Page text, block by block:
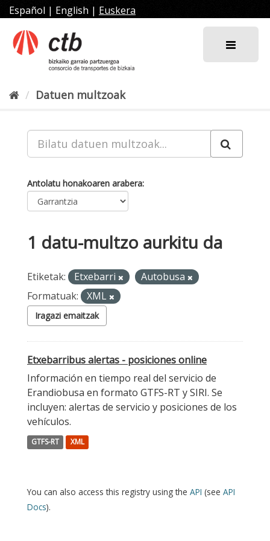
Joan
edukira
Español | English | Euskera
Datuen multzoak
Antolatu honakoaren arabera
1 datu-multzo aurkitu da
Etiketak: Etxebarri
Autobusa
Formatuak:
XML
Iragazi emaitzak
Etxebarribus alertas - posiciones online
Información en tiempo real del servicio de
Erandiobusa en formato GTFS-RT y SIRI. Se
incluyen: alertas de servicio y posiciones de los
vehículos.
GTFS-RT XML
You can also access this registry using the API (see API
Docs).